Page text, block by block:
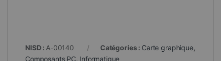
NISD : A-00140 Catégories : Carte graphique,
Composants PC, Informatique